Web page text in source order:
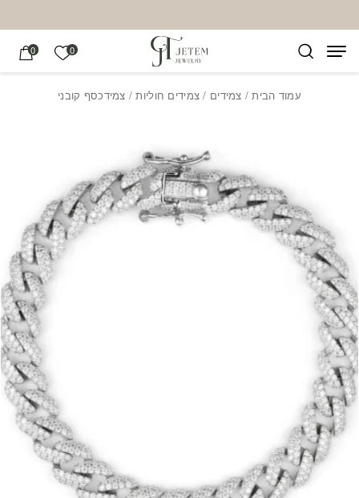
0 הרשימה
0
עמוד הבית/ צמידים / צמידים חוליות/ צמידכסף קובני